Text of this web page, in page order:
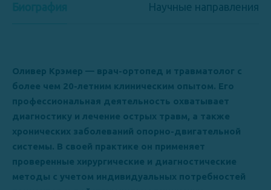
Научные направления
Оливер Крэмер — врач-ортопед и травматолог с
более чем 20-летним клиническим опытом. Его
профессиональная деятельность охватывает
диагностику и лечение острых травм, а также
хронических заболеваний опорно-двигательной
системы. В своей практике он применяет
проверенные хирургические и диагностические
методы с учетом индивидуальных потребностей